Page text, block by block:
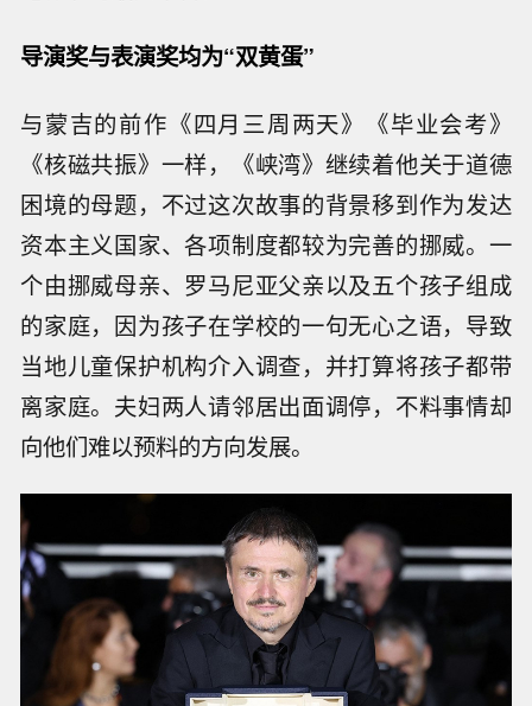
导演奖与表演奖均为“双黄蛋”
与蒙吉的前作《四月三周两天》《毕业会考》
《核磁共振》一样，《峡湾》继续着他关于道德
困境的母题，不过这次故事的背景移到作为发达
资本主义国家、各项制度都较为完善的挪威。一
个由挪威母亲、罗马尼亚父亲以及五个孩子组成
的家庭，因为孩子在学校的一句无心之语，导致
当地儿童保护机构介入调查，并打算将孩子都带
离家庭。夫妇两人请邻居出面调停，不料事情却
向他们难以预料的方向发展。